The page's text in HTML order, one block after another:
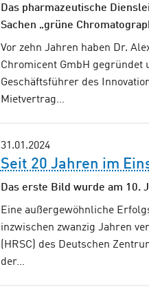
Das pharmazeutische
Sachen „grüne
Vor zehn Jahren haben Dr.
Chromicent GmbH gegründet
Geschäftsführer des
Mietvertrag…
31.01.2024
Seit 20 Jahren im
Das erste Bild wurde am 10.
Eine außergewöhnliche
inzwischen zwanzig Jahren
(HRSC) des Deutschen
der…